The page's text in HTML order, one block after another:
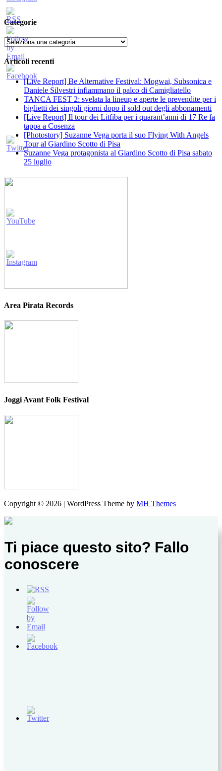
Categorie
Categorie
Articoli recenti
[Live Report] Be Alternative Festival: Mogwai, Subsonica e
Daniele Silvestri infiammano il palco di Camigliatello
TANCA FEST 2: svelata la lineup e aperte le prevendite per i
biglietti dei singoli giorni dopo il sold out degli abbonamenti
[Live Report] Il tour dei Litfiba per i quarant’anni di 17 Re fa
tappa a Cosenza
[Photostory] Suzanne Vega porta il suo Flying With Angels
Tour al Giardino Scotto di Pisa
Suzanne Vega protagonista al Giardino Scotto di Pisa sabato
25 luglio
Area Pirata Records
Joggi Avant Folk Festival
Copyright © 2026 | WordPress Theme by MH Themes
Ti piace questo sito? Fallo
conoscere